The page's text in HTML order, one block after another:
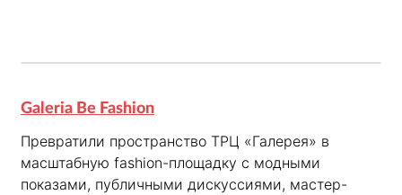
Galeria Be Fashion
Превратили пространство ТРЦ «Галерея» в
масштабную fashion-площадку с модными
показами, публичными дискуссиями, мастер-